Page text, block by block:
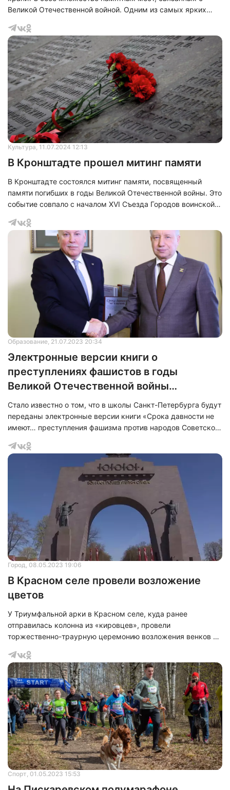
Великой Отечественной войной. Одним из самых ярких
которые подвергались постоянным бомбардировкам и
артобстрелам.
Культура, 11.07.2024 12:13
В Кронштадте прошел митинг памяти
В Кронштадте состоялся митинг памяти, посвященный
памяти погибших в годы Великой Отечественной войны. Это
событие совпало с началом XVI Съезда Городов воинской
городам, жители которых проявили исключительный
героизм в защите Родины.
Образование, 21.07.2023 20:34
Электронные версии книги о
преступлениях фашистов в годы
Великой Отечественной войны
передадут в школы Санкт-Петербурга
Стало известно о том, что в школы Санкт-Петербурга будут
переданы электронные версии книги «Срока давности не
имеют… преступления фашизма против народов Советского
гг.».
Город, 08.05.2023 19:06
В Красном селе провели возложение
цветов
У Триумфальной арки в Красном селе, куда ранее
отправилась колонна из «кировцев», провели
торжественно-траурную церемонию возложения венков и
Спорт, 01.05.2023 15:53
Нажимая на кнопку "Отправить" вы
соглашаетесь с политикой конфиденциальности